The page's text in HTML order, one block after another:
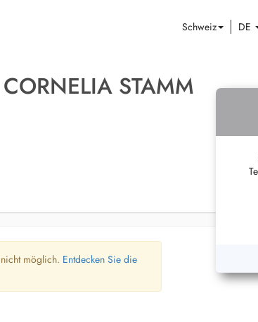
Schweiz DE
STAMM
möglich. Entdecken Sie die